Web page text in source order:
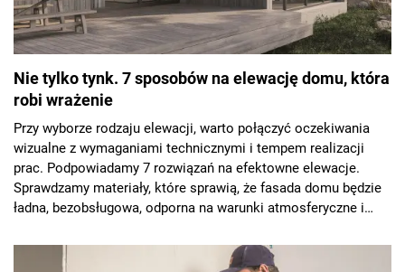
Nie tylko tynk. 7 sposobów na elewację domu, która
robi wrażenie
Przy wyborze rodzaju elewacji, warto połączyć oczekiwania
wizualne z wymaganiami technicznymi i tempem realizacji
prac. Podpowiadamy 7 rozwiązań na efektowne elewacje.
Sprawdzamy materiały, które sprawią, że fasada domu będzie
ładna, bezobsługowa, odporna na warunki atmosferyczne i